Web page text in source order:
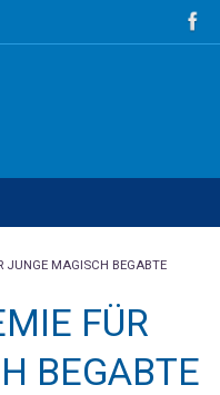
JUNGE MAGISCH BEGABTE
FÜR
BEGABTE